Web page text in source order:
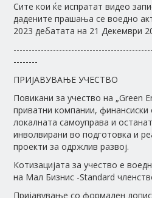
Сите кои ќе испратат видео
дадените прашања се воедно
2023 дебатата на 21 Декември
--------
ПРИЈАВУВАЊЕ УЧЕСТВО
Повикани за учество на „Green
приватни компании, финансиски
локалната самоуправа и
инволвирани во подготовка и
проекти за одржлив развој.
Котизацијата за учество е
на Мал Бизнис -Standard
Пријавување со формален